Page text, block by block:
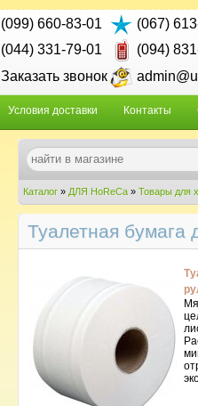
(099) 660-83-01
(067)
(044) 331-79-01
(094)
Заказать звонок
Условия доставки Контакты
Каталог » ДЛЯ HoReCa » Товары для
Туалетная бумага